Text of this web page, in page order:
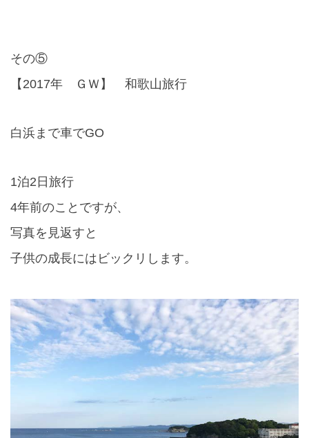
その⑤
【 2017年 ＧＷ】 和歌山旅行
白浜まで車でGO
1泊2 日旅行
4年前のことですが、
写真を見返すと
子供の成長にはビックリします。